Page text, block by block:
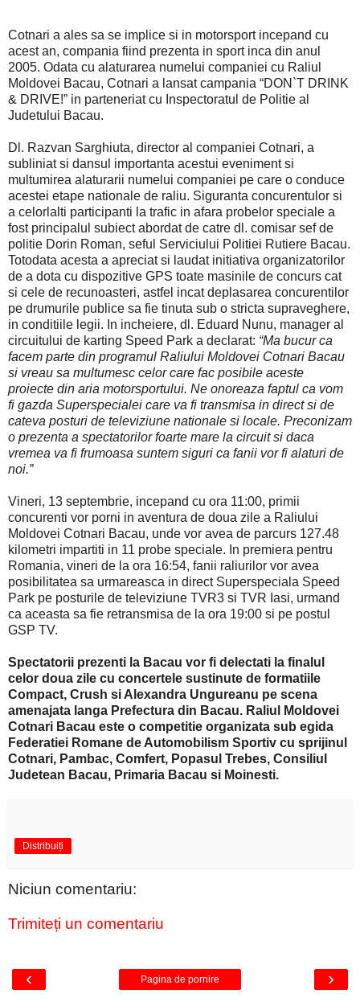
Cotnari a ales sa se implice si in motorsport incepand cu
acest an, compania fiind prezenta in sport inca din anul
2005. Odata cu alaturarea numelui companiei cu Raliul
Moldovei Bacau, Cotnari a lansat campania “DON`T DRINK
& DRIVE!” in parteneriat cu Inspectoratul de Politie al
Judetului Bacau.
Dl. Razvan Sarghiuta, director al companiei Cotnari, a
subliniat si dansul importanta acestui eveniment si
multumirea alaturarii numelui companiei pe care o conduce
acestei etape nationale de raliu. Siguranta concurentulor si
a celorlalti participanti la trafic in afara probelor speciale a
fost principalul subiect abordat de catre dl. comisar sef de
politie Dorin Roman, seful Serviciului Politiei Rutiere Bacau.
Totodata acesta a apreciat si laudat initiativa organizatorilor
de a dota cu dispozitive GPS toate masinile de concurs cat
si cele de recunoasteri, astfel incat deplasarea concurentilor
pe drumurile publice sa fie tinuta sub o stricta supraveghere,
in conditiile legii. In incheiere, dl. Eduard Nunu, manager al
circuitului de karting Speed Park a declarat: “Ma bucur ca
facem parte din programul Raliului Moldovei Cotnari Bacau
si vreau sa multumesc celor care fac posibile aceste
proiecte din aria motorsportului. Ne onoreaza faptul ca vom
fi gazda Superspecialei care va fi transmisa in direct si de
cateva posturi de televiziune nationale si locale. Preconizam
o prezenta a spectatorilor foarte mare la circuit si daca
vremea va fi frumoasa suntem siguri ca fanii vor fi alaturi de
noi.”
Vineri, 13 septembrie, incepand cu ora 11:00, primii
concurenti vor porni in aventura de doua zile a Raliului
Moldovei Cotnari Bacau, unde vor avea de parcurs 127.48
kilometri impartiti in 11 probe speciale. In premiera pentru
Romania, vineri de la ora 16:54, fanii raliurilor vor avea
posibilitatea sa urmareasca in direct Superspeciala Speed
Park pe posturile de televiziune TVR3 si TVR Iasi, urmand
ca aceasta sa fie retransmisa de la ora 19:00 si pe postul
GSP TV.
Spectatorii prezenti la Bacau vor fi delectati la finalul
celor doua zile cu concertele sustinute de formatiile
Compact, Crush si Alexandra Ungureanu pe scena
amenajata langa Prefectura din Bacau. Raliul Moldovei
Cotnari Bacau este o competitie organizata sub egida
Federatiei Romane de Automobilism Sportiv cu sprijinul
Cotnari, Pambac, Comfert, Popasul Trebes, Consiliul
Judetean Bacau, Primaria Bacau si Moinesti.
Distribuiți
Niciun comentariu:
Trimiteți un comentariu
‹ ›
Pagina de pornire